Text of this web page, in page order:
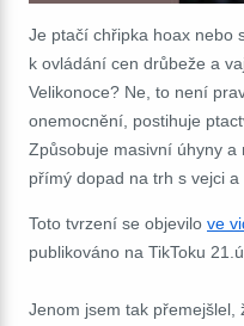
Je ptačí chřipka hoax nebo
k ovládání cen drůbeže a
Velikonoce? Ne, to není
onemocnění, postihuje
Způsobuje masivní úhyny
přímý dopad na trh s vejci a
Toto tvrzení se objevilo ve
publikováno na TikToku
Jenom jsem tak přemejšlel,